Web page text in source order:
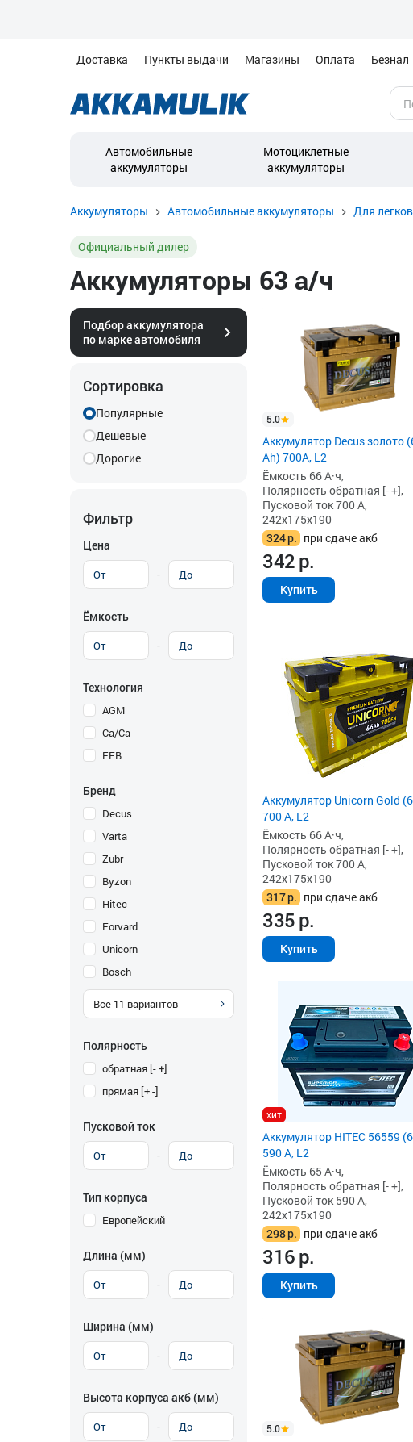
Доставка Пункты выдачи Магазины Оплата Безнал
Автомобильные
аккумуляторы
Мотоциклетные
аккумуляторы
Аккумуляторы Автомобильные аккумуляторы Для
Официальный дилер
Аккумуляторы 63 а/ч
Подбор аккумулятора
по марке автомобиля
Сортировка
Популярные
Дешевые
Дорогие
Фильтр
Цена
-
Ёмкость
-
Технология
AGM
Ca/Ca
EFB
Бренд
Decus
Varta
Zubr
Byzon
Hitec
Forvard
Unicorn
Bosch
Все 11 вариантов
Полярность
обратная [- +]
прямая [+ -]
Пусковой ток
-
Тип корпуса
Европейский
Длина (мм)
-
Ширина (мм)
-
Высота корпуса акб (мм)
-
5.0
Аккумулятор Decus золото
Ah) 700A, L2
Ёмкость 66 А·ч,
Полярность обратная [- +],
Пусковой ток 700 А,
242x175x190
324р. при сдаче акб
342р.
Купить
Аккумулятор Unicorn Gold
700 А, L2
Ёмкость 66 А·ч,
Полярность обратная [- +],
Пусковой ток 700 А,
242x175x190
317р. при сдаче акб
335р.
Купить
хит
Аккумулятор HITEC 56559
590 А, L2
Ёмкость 65 А·ч,
Полярность обратная [- +],
Пусковой ток 590 А,
242x175x190
298р. при сдаче акб
316р.
Купить
5.0